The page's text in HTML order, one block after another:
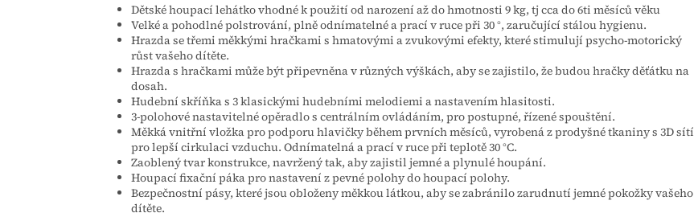
Dětské houpací lehátko vhodné k použití od narození až do hmotnosti 9 kg, tj cca do 6ti měsíců věku
Velké a pohodlné polstrování, plně odnímatelné a prací v ruce při 30 °, zaručující stálou hygienu.
Hrazda se třemi měkkými hračkami s hmatovými a zvukovými efekty, které stimulují psycho-motorický
růst vašeho dítěte.
Hrazda s hračkami může být připevněna v různých výškách, aby se zajistilo, že budou hračky děťátku na
dosah.
Hudební skříňka s 3 klasickými hudebními melodiemi a nastavením hlasitosti.
3-polohové nastavitelné opěradlo s centrálním ovládáním, pro postupné, řízené spouštění.
Měkká vnitřní vložka pro podporu hlavičky během prvních měsíců, vyrobená z prodyšné tkaniny s 3D sítí
pro lepší cirkulaci vzduchu. Odnímatelná a prací v ruce při teplotě 30 °C.
Zaoblený tvar konstrukce, navržený tak, aby zajistil jemné a plynulé houpání.
Houpací fixační páka pro nastavení z pevné polohy do houpací polohy.
Bezpečnostní pásy, které jsou obloženy měkkou látkou, aby se zabránilo zarudnutí jemné pokožky vašeho
dítěte.